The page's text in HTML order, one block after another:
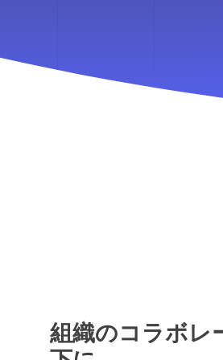
組織のコラボレ